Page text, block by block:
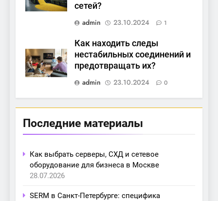
сетей?
admin
23.10.2024 1
Как находить следы
нестабильных соединений и
предотвращать их?
admin
23.10.2024 0
Последние материалы
Как выбрать серверы, СХД и сетевое
оборудование для бизнеса в Москве
28.07.2026
SERM в Санкт-Петербурге: специфика